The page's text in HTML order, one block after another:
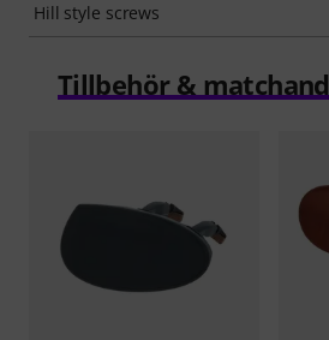
Hill style screws
Tillbehör &